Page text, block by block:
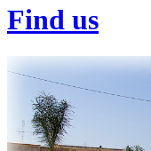
Find us